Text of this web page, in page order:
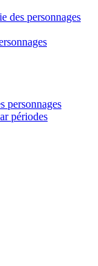
des personnages
personnages
périodes